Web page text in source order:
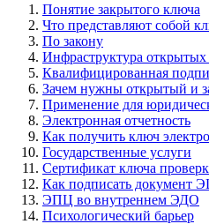
Понятие закрытого ключа
Что представляют собой
По закону
Инфраструктура
Квалифицированная
Зачем нужны открытый и
Применение для
Электронная отчетность
Как получить ключ
Государственные услуги
Сертификат ключа
Как подписать документ
ЭПЦ во внутреннем ЭДО
Психологический барьер